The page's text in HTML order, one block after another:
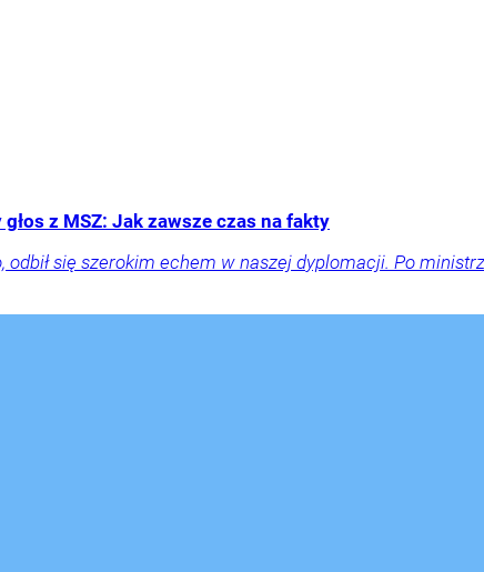
z MSZ: Jak zawsze czas na fakty
się szerokim echem w naszej dyplomacji. Po